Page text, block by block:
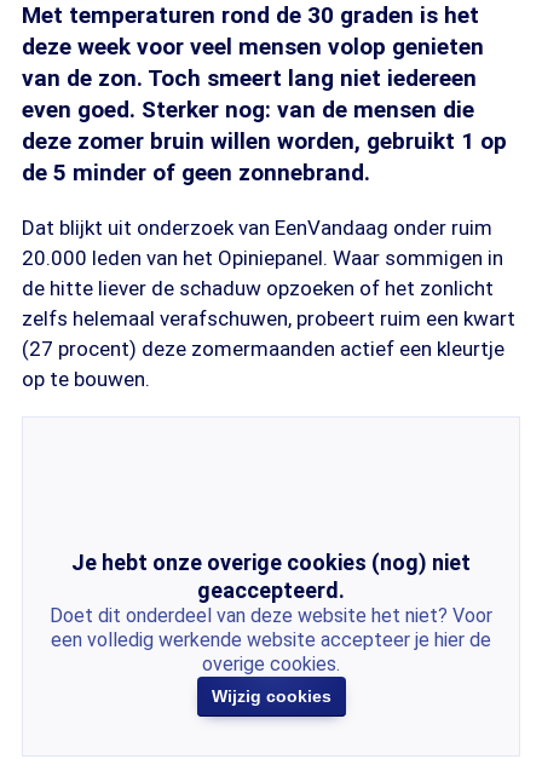
Met temperaturen rond de 30 graden is het
deze week voor veel mensen volop genieten
van de zon. Toch smeert lang niet iedereen
even goed. Sterker nog: van de mensen die
deze zomer bruin willen worden, gebruikt 1 op
de 5 minder of geen zonnebrand.
Dat blijkt uit onderzoek van EenVandaag onder ruim
20.000 leden van het Opiniepanel. Waar sommigen in
de hitte liever de schaduw opzoeken of het zonlicht
zelfs helemaal verafschuwen, probeert ruim een kwart
(27 procent) deze zomermaanden actief een kleurtje
op te bouwen.
Je hebt onze overige cookies (nog) niet
geaccepteerd.
Doet dit onderdeel van deze website het niet? Voor
een volledig werkende website accepteer je hier de
overige cookies.
Wijzig cookies